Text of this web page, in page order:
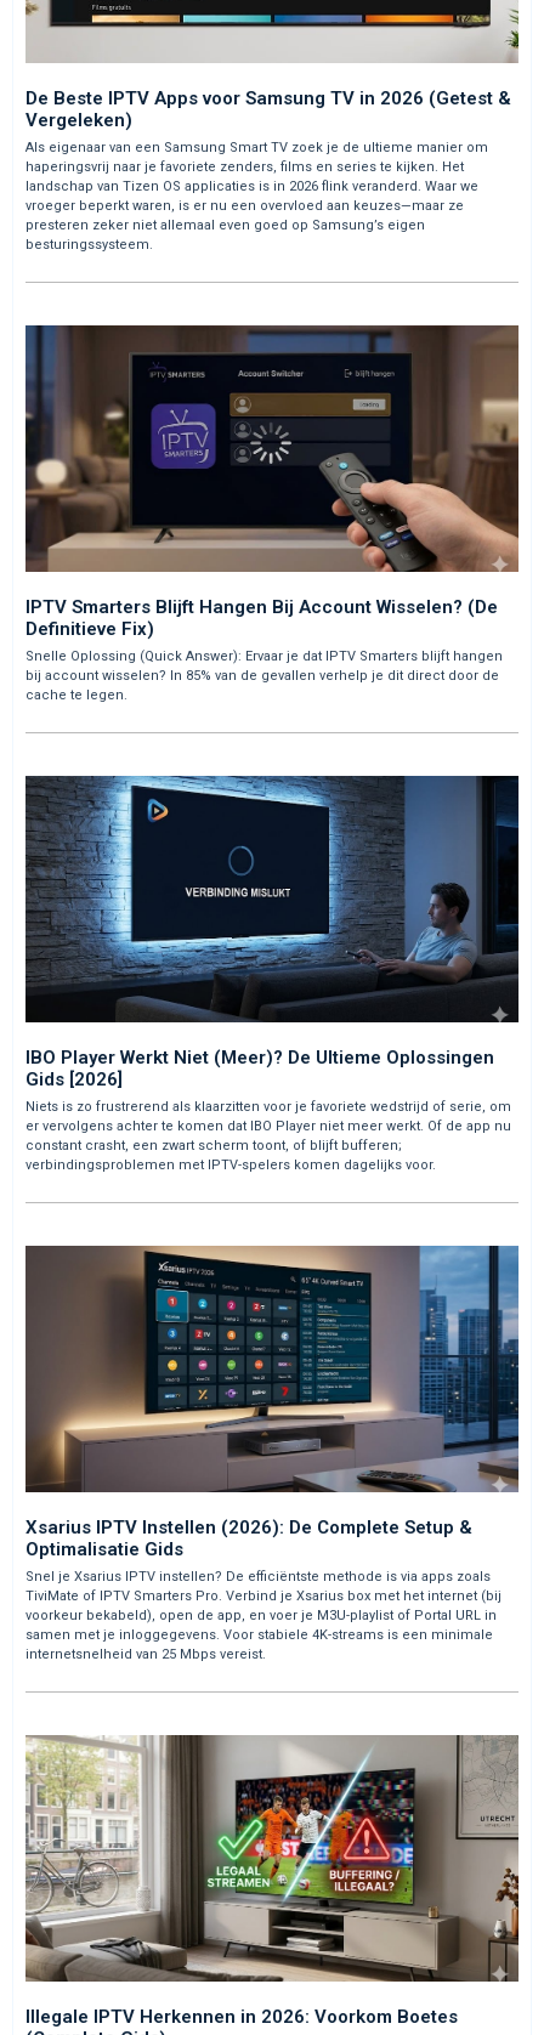
De Beste IPTV Apps voor Samsung TV in 2026 (Getest &
Vergeleken)
Als eigenaar van een Samsung Smart TV zoek je de ultieme manier om
haperingsvrij naar je favoriete zenders, films en series te kijken. Het
landschap van Tizen OS applicaties is in 2026 flink veranderd. Waar we
vroeger beperkt waren, is er nu een overvloed aan keuzes—maar ze
presteren zeker niet allemaal even goed op Samsung’s eigen
besturingssysteem.
IPTV Smarters Blijft Hangen Bij Account Wisselen? (De
Definitieve Fix)
Snelle Oplossing (Quick Answer): Ervaar je dat IPTV Smarters blijft hangen
bij account wisselen? In 85% van de gevallen verhelp je dit direct door de
cache te legen.
IBO Player Werkt Niet (Meer)? De Ultieme Oplossingen
Gids [2026]
Niets is zo frustrerend als klaarzitten voor je favoriete wedstrijd of serie, om
er vervolgens achter te komen dat IBO Player niet meer werkt. Of de app nu
constant crasht, een zwart scherm toont, of blijft bufferen;
verbindingsproblemen met IPTV-spelers komen dagelijks voor.
Xsarius IPTV Instellen (2026): De Complete Setup &
Optimalisatie Gids
Snel je Xsarius IPTV instellen? De efficiëntste methode is via apps zoals
TiviMate of IPTV Smarters Pro. Verbind je Xsarius box met het internet (bij
voorkeur bekabeld), open de app, en voer je M3U-playlist of Portal URL in
samen met je inloggegevens. Voor stabiele 4K-streams is een minimale
internetsnelheid van 25 Mbps vereist.
Illegale IPTV Herkennen in 2026: Voorkom Boetes